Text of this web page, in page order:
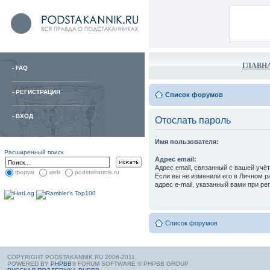
- FAQ
- РЕГИСТРАЦИЯ
- ВХОД
Расширенный поиск
форум web podstakannik.ru
Список форумов
Отослать пароль
Имя пользователя:
Адрес email:
Адрес email, связанный с вашей
Если вы не изменили его в Личном
адрес e-mail, указанный вами при
Список форумов
COPYRIGHT PODSTAKANNIK.RU 2006-2011.
POWERED BY PHPBB® FORUM SOFTWARE © PHPBB GROUP